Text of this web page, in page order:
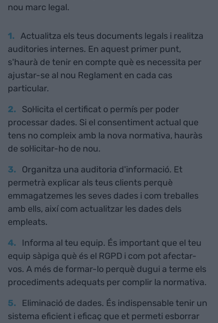
nou marc legal.
Actualitza els teus documents legals i realitza
auditories internes. En aquest primer punt,
s'haurà de tenir en compte què es necessita per
ajustar-se al nou Reglament en cada cas
particular.
Sol·licita el certificat o permís per poder
processar dades. Si el consentiment actual que
tens no compleix amb la nova normativa, hauràs
de sol·licitar-ho de nou.
Organitza una auditoria d'informació. Et
permetrà explicar als teus clients perquè
emmagatzemes les seves dades i com treballes
amb ells, així com actualitzar les dades dels
empleats.
Informa al teu equip. És important que el teu
equip sàpiga què és el RGPD i com pot afectar-
vos. A més de formar-lo perquè dugui a terme els
procediments adequats per complir la normativa.
Eliminació de dades. És indispensable tenir un
sistema eficient i eficaç que et permeti esborrar